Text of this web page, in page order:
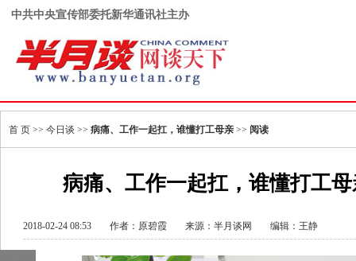
中共中央宣传部委托新华通讯社主办
首 页 >> 今日谈 >> 病痛、工作一起扛，谁懂打工母亲 >> 阅读
病痛、工作一起扛，谁懂打工
2018-02-24 08:53 作者：原碧霞 来源： 半月谈网 编辑：王静